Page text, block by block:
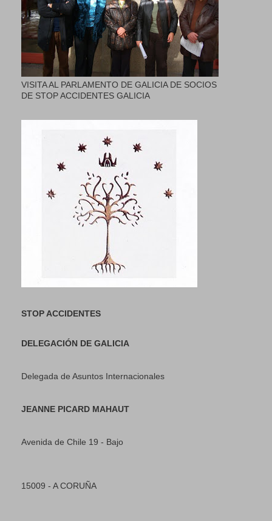
VISITA AL PARLAMENTO DE GALICIA DE SOCIOS
DE STOP ACCIDENTES GALICIA
STOP ACCIDENTES
DELEGACIÓN DE GALICIA
Delegada de Asuntos Internacionales
JEANNE PICARD MAHAUT
Avenida de Chile 19 - Bajo
15009 - A CORUÑA